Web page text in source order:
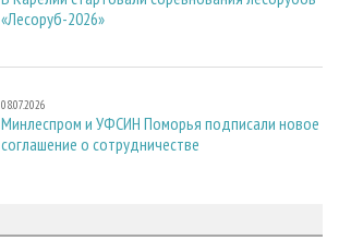
«Лесоруб-2026»
08.07.2026
Минлеспром и УФСИН Поморья подписали новое
соглашение о сотрудничестве